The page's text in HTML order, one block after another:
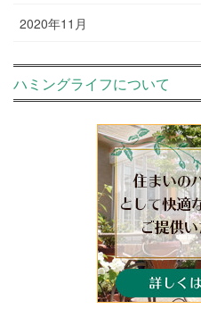
2020年11月
ハミングライフについて